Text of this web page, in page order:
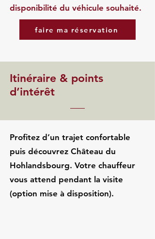
disponibilité du véhicule souhaité.
faire ma réservation
Itinéraire & points
d’intérêt
Profitez d’un trajet confortable
puis découvrez Château du
Hohlandsbourg. Votre chauffeur
vous attend pendant la visite
(option mise à disposition).